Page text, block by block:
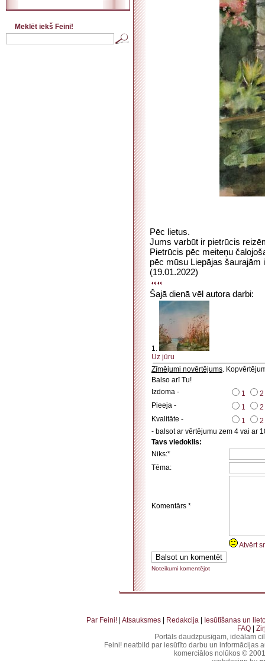
Meklēt iekš Feini!
Pēc lietus.
Jums varbūt ir pietrūcis
Pietrūcis pēc meiteņu
pēc mūsu Liepājas
(19.01.2022)
Šajā dienā vēl autora darbi:
1.
Uz jūru
Zīmējumi novērtējums.
Balso arī Tu!
Izdoma -
1
2
Pieeja -
1
2
Kvalitāte -
1
2
- balsot ar vērtējumu zem 4 vai ar
Tavs viedoklis:
Niks:*
Tēma:
Komentārs *
Atvērt
Noteikumi komentējot
Par Feini! Atsauksmes Redakcija
Iesūtīšanas un
FAQ
Portāls daudzpusīgam, ideālam
Feini! neatbild par iesūtīto darbu un informācijas
komerciālos nolūkos ©